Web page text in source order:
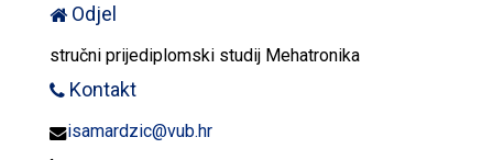
Odjel
stručni prijediplomski studij Mehatronika
Kontakt
isamardzic@vub.hr